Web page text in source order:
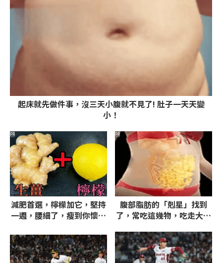
起床就先做件事，沒三天小腹就不見了! 肚子一天天變
小！
減肥首選，檸檬加它，堅持
一週，腰細了，瘦到你懷疑
PR
腹部脂肪的「剋星」找到
了，常吃這幾物，吃走大肚
PR